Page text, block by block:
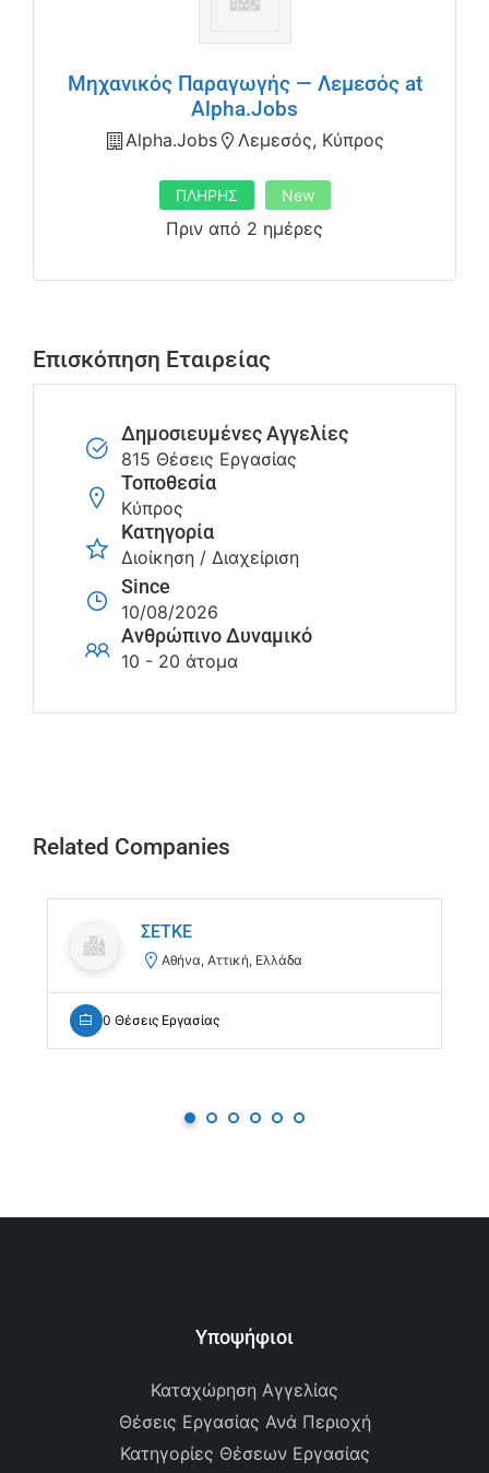
Μηχανικός Παραγωγής — Λεμεσός at
Alpha.Jobs
Alpha.jobs Λεμεσός, Κύπρος
ΠΛΗΡΗΣ New
Πριν από 2 ημέρες
Επισκόπηση Εταιρείας
Δημοσιευμένες Αγγελίες
815 Θέσεις Εργασίας
Τοποθεσία
Κύπρος
Κατηγορία
Διοίκηση / Διαχείριση
Since
10/08/2026
Ανθρώπινο Δυναμικό
10 - 20 άτομα
Related Companies
ΣΕΤΚΕ
Αθήνα, Αττική, Ελλάδα
0 Θέσεις Εργασίας
Υποψήφιοι
Καταχώρηση Αγγελίας
Θέσεις Εργασίας Ανά Περιοχή
Κατηγορίες Θέσεων Εργασίας